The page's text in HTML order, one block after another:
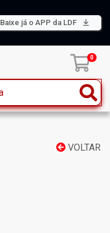
Baixe já o APP da LDF
0
VOLTAR